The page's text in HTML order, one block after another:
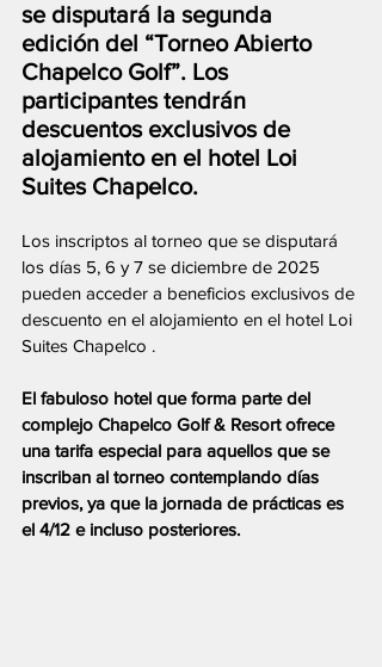
se disputará la segunda
edición del “Torneo Abierto
Chapelco Golf”. Los
participantes tendrán
descuentos exclusivos de
alojamiento en el hotel Loi
Suites Chapelco.
Los inscriptos al torneo que se disputará
los días 5, 6 y 7 se diciembre de 2025
pueden acceder a beneficios exclusivos de
descuento en el alojamiento en el hotel Loi
Suites Chapelco .
El fabuloso hotel que forma parte del
complejo Chapelco Golf & Resort ofrece
una tarifa especial para aquellos que se
inscriban al torneo contemplando días
previos, ya que la jornada de prácticas es
el 4/12 e incluso posteriores.